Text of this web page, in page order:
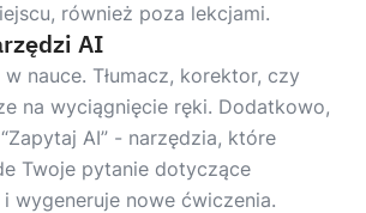
również poza lekcjami.
AI
nauce. Tłumacz, korektor, czy
na wyciągnięcie ręki. Dodatkowo,
AI” - narzędzia, które
Twoje pytanie dotyczące
wygeneruje nowe ćwiczenia.